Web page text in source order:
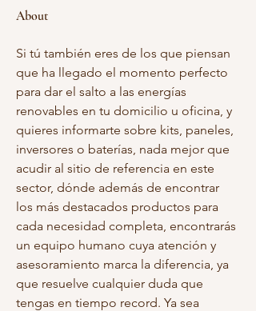
About
Si tú también eres de los que piensan
que ha llegado el momento perfecto
para dar el salto a las energías
renovables en tu domicilio u oficina, y
quieres informarte sobre kits, paneles,
inversores o baterías, nada mejor que
acudir al sitio de referencia en este
sector, dónde además de encontrar
los más destacados productos para
cada necesidad completa, encontrarás
un equipo humano cuya atención y
asesoramiento marca la diferencia, ya
que resuelve cualquier duda que
tengas en tiempo record. Ya sea